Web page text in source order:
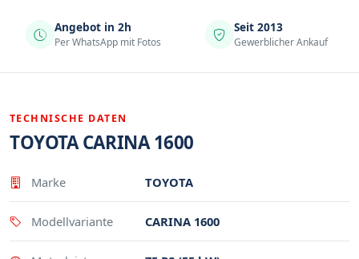
Angebot in 2h
Per WhatsApp mit Fotos
Seit 2013
Gewerblicher Ankauf
TECHNISCHE DATEN
TOYOTA CARINA 1600
Eigenschaft
Marke TOYOTA
Modellvariante CARINA 1600